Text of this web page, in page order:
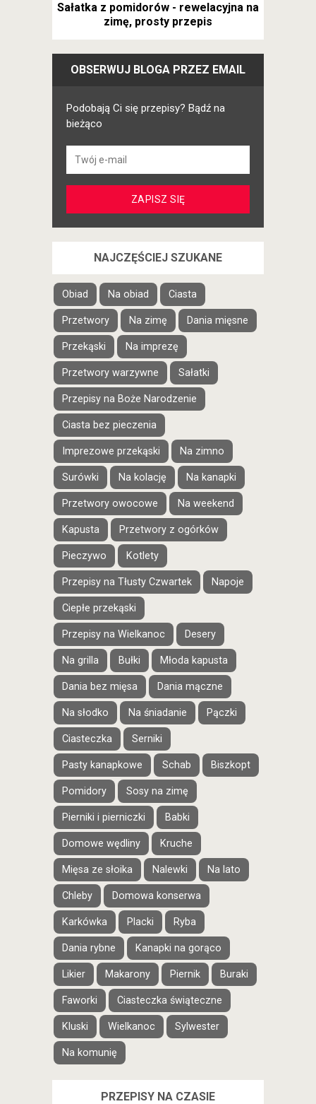
Sałatka z pomidorów - rewelacyjna na
zimę, prosty przepis
OBSERWUJ BLOGA PRZEZ EMAIL
Podobają Ci się przepisy? Bądź na
bieżąco
NAJCZĘŚCIEJ SZUKANE
Obiad Na obiad Ciasta
Przetwory Na zimę Dania mięsne
Przekąski Na imprezę
Przetwory warzywne Sałatki
Przepisy na Boże Narodzenie
Ciasta bez pieczenia
Imprezowe przekąski Na zimno
Surówki Na kolację Na kanapki
Przetwory owocowe Na weekend
Kapusta Przetwory z ogórków
Pieczywo Kotlety
Przepisy na Tłusty Czwartek Napoje
Ciepłe przekąski
Przepisy na Wielkanoc Desery
Na grilla Bułki Młoda kapusta
Dania bez mięsa Dania mączne
Na słodko Na śniadanie Pączki
Ciasteczka Serniki
Pasty kanapkowe Schab Biszkopt
Pomidory Sosy na zimę
Pierniki i pierniczki Babki
Domowe wędliny Kruche
Mięsa ze słoika Nalewki Na lato
Chleby Domowa konserwa
Karkówka Placki Ryba
Dania rybne Kanapki na gorąco
Likier Makarony Piernik Buraki
Faworki Ciasteczka świąteczne
Kluski Wielkanoc Sylwester
Na komunię
PRZEPISY NA CZASIE